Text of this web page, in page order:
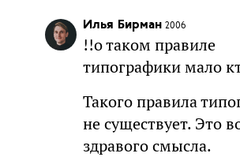
Илья Бирман 2006
!!о таком правиле
типографики мало
Такого правила
не существует. Это
здравого смысла.